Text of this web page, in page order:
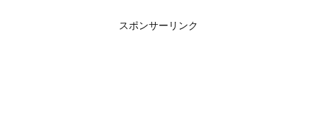
スポンサーリンク